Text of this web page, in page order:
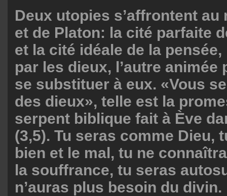
Deux utopies s’affrontent au
et de Platon: la cité parfaite
et la cité idéale de la pensée,
par les dieux, l’autre animée
se substituer à eux. «Vous
des dieux», telle est la
serpent biblique fait à Ève
(3,5). Tu seras comme Dieu,
bien et le mal, tu ne
la souffrance, tu seras
n’auras plus besoin du divin.